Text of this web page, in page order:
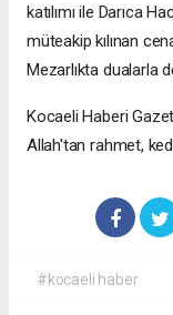
katılımı ile Darıca
müteakip kılınan
Mezarlıkta dualarla
Kocaeli Haberi
Allah'tan rahmet,
#kocaeli haber